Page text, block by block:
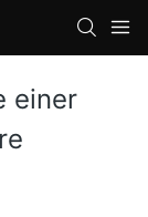
einer